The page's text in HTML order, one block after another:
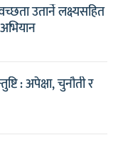
उतार्ने लक्ष्यसहित
: अपेक्षा, चुनौती र